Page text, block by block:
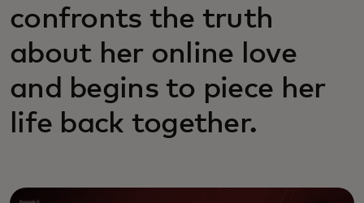
confronts the truth
about her online love
and begins to piece her
life back together.